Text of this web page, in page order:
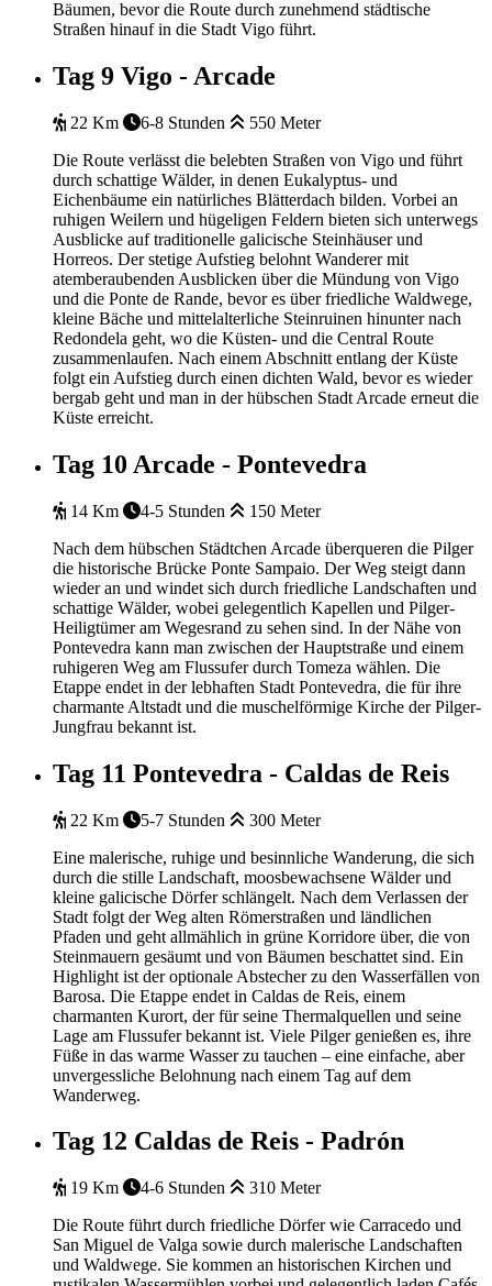
Bäumen, bevor die Route durch zunehmend städtische
Straßen hinauf in die Stadt Vigo führt.
Tag 9 Vigo - Arcade
22 Km 6-8 Stunden
550 Meter
Die Route verlässt die belebten Straßen von Vigo und führt
durch schattige Wälder, in denen Eukalyptus- und
Eichenbäume ein natürliches Blätterdach bilden. Vorbei an
ruhigen Weilern und hügeligen Feldern bieten sich unterwegs
Ausblicke auf traditionelle galicische Steinhäuser und
Horreos. Der stetige Aufstieg belohnt Wanderer mit
atemberaubenden Ausblicken über die Mündung von Vigo
und die Ponte de Rande, bevor es über friedliche Waldwege,
kleine Bäche und mittelalterliche Steinruinen hinunter nach
Redondela geht, wo die Küsten- und die Central Route
zusammenlaufen. Nach einem Abschnitt entlang der Küste
folgt ein Aufstieg durch einen dichten Wald, bevor es wieder
bergab geht und man in der hübschen Stadt Arcade erneut die
Küste erreicht.
Tag 10 Arcade - Pontevedra
14 Km 4-5 Stunden
150 Meter
Nach dem hübschen Städtchen Arcade überqueren die Pilger
die historische Brücke Ponte Sampaio. Der Weg steigt dann
wieder an und windet sich durch friedliche Landschaften und
schattige Wälder, wobei gelegentlich Kapellen und Pilger-
Heiligtümer am Wegesrand zu sehen sind. In der Nähe von
Pontevedra kann man zwischen der Hauptstraße und einem
ruhigeren Weg am Flussufer durch Tomeza wählen. Die
Etappe endet in der lebhaften Stadt Pontevedra, die für ihre
charmante Altstadt und die muschelförmige Kirche der Pilger-
Jungfrau bekannt ist.
Tag 11 Pontevedra - Caldas de Reis
22 Km 5-7 Stunden
300 Meter
Eine malerische, ruhige und besinnliche Wanderung, die sich
durch die stille Landschaft, moosbewachsene Wälder und
kleine galicische Dörfer schlängelt. Nach dem Verlassen der
Stadt folgt der Weg alten Römerstraßen und ländlichen
Pfaden und geht allmählich in grüne Korridore über, die von
Steinmauern gesäumt und von Bäumen beschattet sind. Ein
Highlight ist der optionale Abstecher zu den Wasserfällen von
Barosa. Die Etappe endet in Caldas de Reis, einem
charmanten Kurort, der für seine Thermalquellen und seine
Lage am Flussufer bekannt ist. Viele Pilger genießen es, ihre
Füße in das warme Wasser zu tauchen – eine einfache, aber
unvergessliche Belohnung nach einem Tag auf dem
Wanderweg.
Tag 12 Caldas de Reis - Padrón
19 Km 4-6 Stunden
310 Meter
Die Route führt durch friedliche Dörfer wie Carracedo und
San Miguel de Valga sowie durch malerische Landschaften
und Waldwege. Sie kommen an historischen Kirchen und